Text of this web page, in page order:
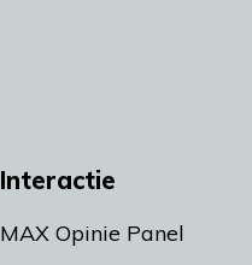
Interactie
MAX Opinie Panel